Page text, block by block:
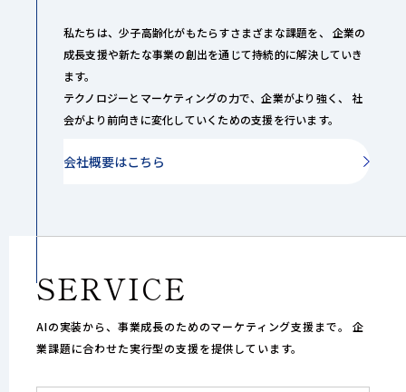
私たちは、少子高齢化がもたらすさまざまな課題を、
企業の
成長支援や新たな事業の創出を通じて持続的に解決していき
ます。
テクノロジーとマーケティングの力で、企業がより強く、
社
会がより前向きに変化していくための支援を行います。
会社概要はこちら
SERVICE
AIの実装から、事業成長のためのマーケティング支援まで。
企
業課題に合わせた実行型の支援を提供しています。